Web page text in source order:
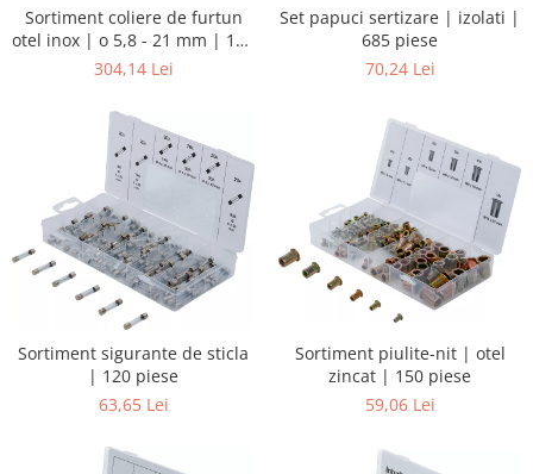
Sortiment coliere de furtun
otel inox | o 5,8 - 21 mm | 170
piese
304,14 Lei
Set papuci sertizare | izolati |
685 piese
70,24 Lei
Sortiment sigurante de sticla
| 120 piese
63,65 Lei
Sortiment piulite-nit | otel
zincat | 150 piese
59,06 Lei